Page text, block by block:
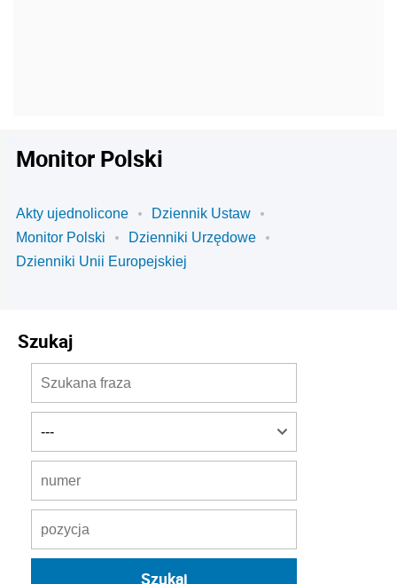
Monitor Polski
Akty ujednolicone
Dziennik Ustaw
Monitor Polski
Dzienniki Urzędowe
Dzienniki Unii Europejskiej
Szukaj